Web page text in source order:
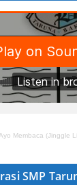
Membaca (Jinggle
SMP